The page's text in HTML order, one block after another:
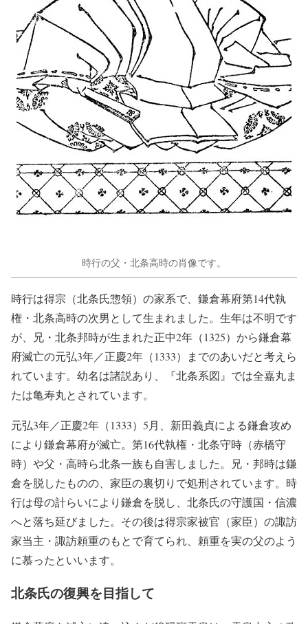
時行の父・北条高時の肖像です。
時行は得宗（北条氏惣領）の家系で、鎌倉幕府第14代執
権・北条高時の次男として生まれました。生年は不明です
が、兄・北条邦時が生まれた正中2年（1325）から鎌倉幕
府滅亡の元弘3年／正慶2年（1333）までのあいだと考えら
れています。幼名は諸説あり、『北条系図』では全嘉丸ま
たは亀寿丸とされています。
元弘3年／正慶2年（1333）5月、新田義貞による鎌倉攻め
により鎌倉幕府が滅亡。第16代執権・北条守時（赤橋守
時）や父・高時ら北条一族も自害しました。兄・邦時は鎌
倉を脱したものの、家臣の裏切りで処刑されています。時
行は母の計らいにより鎌倉を脱し、北条氏の守護国・信濃
へと落ち延びました。その後は得宗家被官（家臣）の諏訪
家当主・諏訪頼重のもとで育てられ、頼重を実の父のよう
に慕ったといいます。
北条氏の復興を目指して